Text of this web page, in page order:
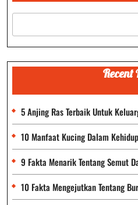
Recent
5 Anjing Ras Terbaik Untuk
10 Manfaat Kucing Dalam
9 Fakta Menarik Tentang Semut
10 Fakta Mengejutkan Tentang